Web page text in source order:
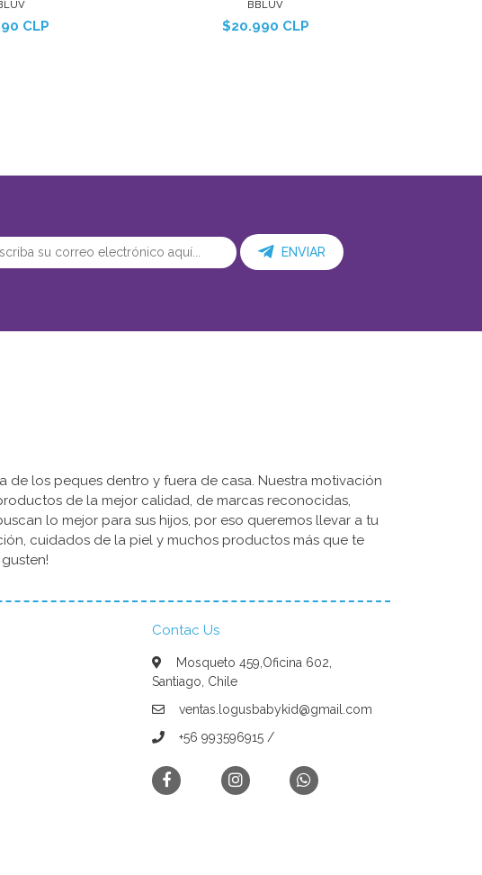
CLP
BBLUV
$20.990 CLP
ENVIAR
los peques dentro y fuera de casa. Nuestra motivación
de la mejor calidad, de marcas reconocidas,
lo mejor para sus hijos, por eso queremos llevar a tu
cuidados de la piel y muchos productos más que te
Contac Us
Mosqueto 459,Oficina 602,
Santiago, Chile
ventas.logusbabykid@gmail.com
+56 993596915 /